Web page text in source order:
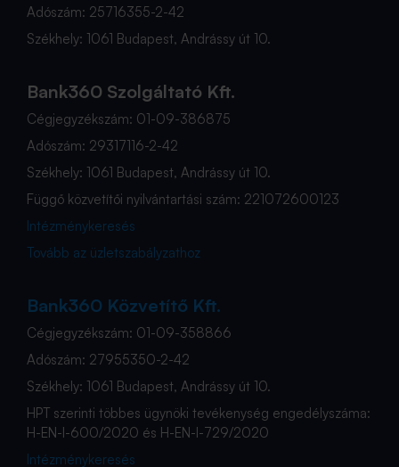
Adószám: 25716355-2-42
Székhely: 1061 Budapest, Andrássy út 10.
Bank360 Szolgáltató Kft.
Cégjegyzékszám: 01-09-386875
Adószám: 29317116-2-42
Székhely: 1061 Budapest, Andrássy út 10.
Függő közvetítői nyilvántartási szám: 221072600123
Intézménykeresés
Tovább az üzletszabályzathoz
Bank360 Közvetítő Kft.
Cégjegyzékszám: 01-09-358866
Adószám: 27955350-2-42
Székhely: 1061 Budapest, Andrássy út 10.
HPT szerinti többes ügynöki tevékenység engedélyszáma:
H-EN-I-600/2020 és H-EN-I-729/2020
Intézménykeresés